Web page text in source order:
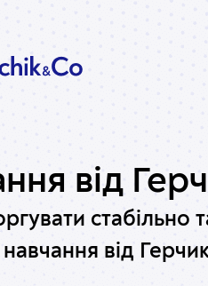
від
стабільно
від